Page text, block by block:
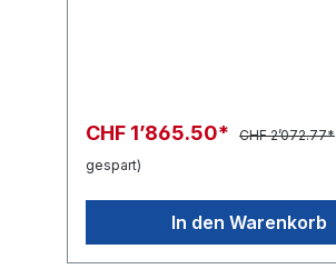
CHF 1’865.50* CHF 2’072.77*
gespart)
In den Warenkorb